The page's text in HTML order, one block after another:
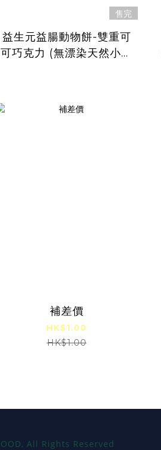
售完
益生元益腸動物餅-雙重可
可巧克力 (無漂染天然小麥
補差價
HK$1.00
HK$1.00
All Rights Reserved